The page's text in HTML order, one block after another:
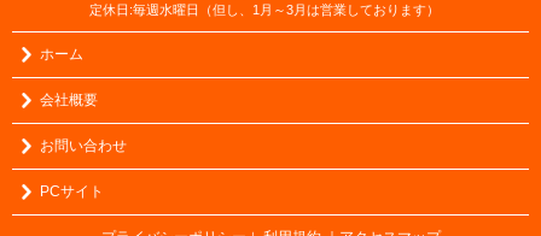
定休日:毎週水曜日（但し、1月～3月は営業しております）
ホーム
会社概要
お問い合わせ
PCサイト